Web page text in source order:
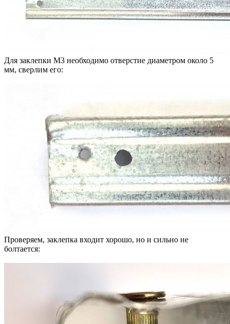
Для заклепки М3 необходимо отверстие диаметром около 5
мм, сверлим его:
Проверяем, заклепка входит хорошо, но и сильно не
болтается: